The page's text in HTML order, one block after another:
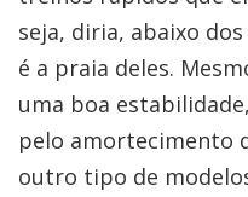
seja, diria, abaixo
é a praia deles.
uma boa
pelo amortecimento
outro tipo de